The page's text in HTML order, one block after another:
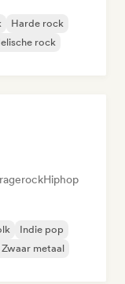
Harde rock
rock
Hiphop
Indie pop
metaal